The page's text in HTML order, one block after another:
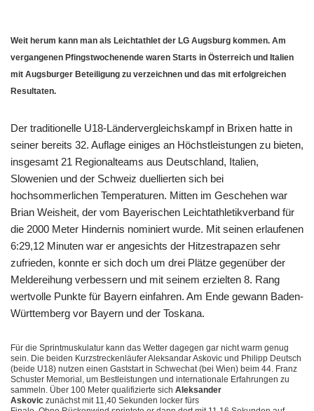
Weit herum kann man als Leichtathlet der LG Augsburg kommen. Am
vergangenen Pfingstwochenende waren Starts in Österreich und Italien
mit Augsburger Beteiligung zu verzeichnen und das mit erfolgreichen
Resultaten.
Der traditionelle U18-Ländervergleichskampf in Brixen hatte in
seiner bereits 32. Auflage einiges an Höchstleistungen zu bieten,
insgesamt 21 Regionalteams aus Deutschland, Italien,
Slowenien und der Schweiz duellierten sich bei
hochsommerlichen Temperaturen. Mitten im Geschehen war
Brian Weisheit, der vom Bayerischen Leichtathletikverband für
die 2000 Meter Hindernis nominiert wurde. Mit seinen erlaufenen
6:29,12 Minuten war er angesichts der Hitzestrapazen sehr
zufrieden, konnte er sich doch um drei Plätze gegenüber der
Meldereihung verbessern und mit seinem erzielten 8. Rang
wertvolle Punkte für Bayern einfahren. Am Ende gewann Baden-
Württemberg vor Bayern und der Toskana.
Für die Sprintmuskulatur kann das Wetter dagegen gar nicht warm genug
sein. Die beiden Kurzstreckenläufer Aleksandar Askovic und Philipp Deutsch
(beide U18) nutzen einen Gaststart in Schwechat (bei Wien) beim 44. Franz
Schuster Memorial, um Bestleistungen und internationale Erfahrungen zu
sammeln. Über 100 Meter qualifizierte sich Aleksander
Askovic zunächst mit 11,40 Sekunden locker fürs